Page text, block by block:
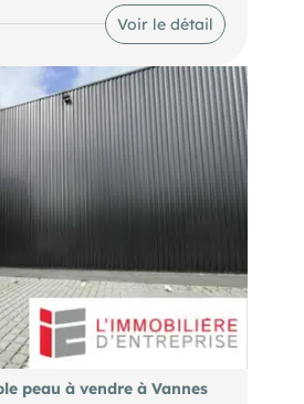
de 186m²
d'une surface de 200m²
charge de l'acquéreur : 6,67%
Voir le détail
peau à vendre à Vannes